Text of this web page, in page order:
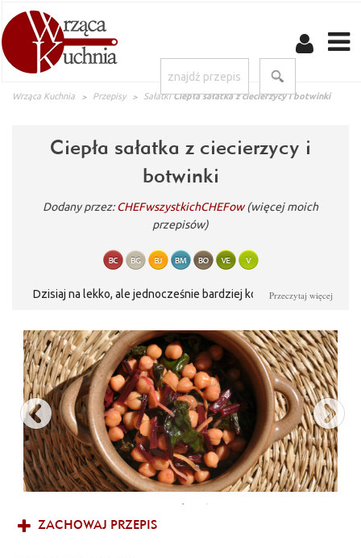
Wrząca Kuchnia Przepisy Sałatki Ciepła sałatka z ciecierzycy i botwinki
Ciepła sałatka z ciecierzycy i
botwinki
Dodany przez:CHEFwszystkichCHEFow (więcej moich
przepisów)
Dzisiaj na lekko, ale jednocześnie bardziej konkretnie, bo tą
Jednym ze składników jest ciecierzyca, która w 100g ma ok 9g
białka – jak na warzywo to dużo. Powiedzmy, że to takie mięso
dla wegetarian. Szybko można się nią najeść i jest przede
wszystkim smaczna! Ciecierzyca jest bardzo ale to bardzo
popularna na Bliskim Wschodzie. Humus, falafel ale też mąka na
indyjskie chlebki, w sosach, w nadzieniach, jako chrupiące
pieczone przekąski z przyprawami – hmm chyba jeszcze nie
wrzuciłem tego przepisu, obiecuję zrobię to niedługo!
Niezliczone możliwości i smaki, którymi można się bawić. Ta
sałatka może być przekąską, lekkim daniem na piknik, sałatką do
kwaśne, ale jednocześnie korzenne i cierpkie. W krajach
Przeczytaj więcej
ZACHOWAJ PRZEPIS